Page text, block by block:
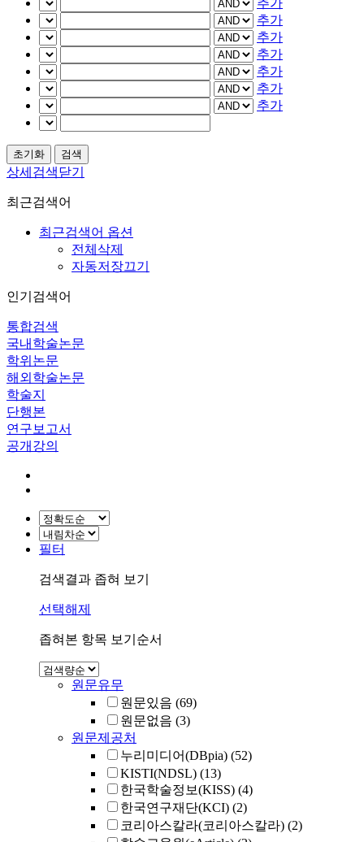
추가
추가
추가
추가
추가
추가
추가
상세검색닫기
최근검색어
최근검색어 옵션
전체삭제
자동저장끄기
인기검색어
통합검색
국내학술논문
학위논문
해외학술논문
학술지
단행본
연구보고서
공개강의
필터
검색결과 좁혀 보기
선택해제
좁혀본 항목 보기순서
원문유무
원문있음 (69)
원문없음 (3)
원문제공처
누리미디어(DBpia) (52)
KISTI(NDSL) (13)
한국학술정보(KISS) (4)
한국연구재단(KCI) (2)
코리아스칼라(코리아스칼라) (2)